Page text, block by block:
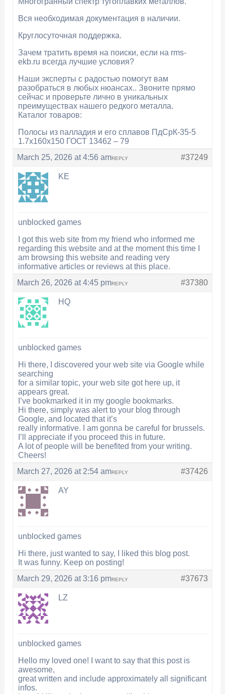
Вся необходимая документация в наличии.
Круглосуточная поддержка.
Зачем тратить время на поиски, если на rms-
ekb.ru всегда лучшие условия?
Наши эксперты с радостью помогут вам
разобраться в любых нюансах.. Звоните прямо
сейчас и проверьте лично в уникальных
преимуществах нашего редкого металла.
Каталог товаров:
Полосы из палладия и его сплавов ПдСрК-35-5
1.7x160x150 ГОСТ 13462 – 79
March 25, 2026 at 4:56 am
#37249
REPLY
KE
unblocked games
I got this web site from my friend who informed me
regarding this website and at the moment this time I
am browsing this website and reading very
informative articles or reviews at this place.
March 26, 2026 at 4:45 pm
#37380
REPLY
HQ
unblocked games
Hi there, I discovered your web site via Google while
searching
for a similar topic, your web site got here up, it
appears great.
I’ve bookmarked it in my google bookmarks.
Hi there, simply was alert to your blog through
Google, and located that it’s
really informative. I am gonna be careful for brussels.
I’ll appreciate if you proceed this in future.
A lot of people will be benefited from your writing.
Cheers!
March 27, 2026 at 2:54 am
#37426
REPLY
AY
unblocked games
Hi there, just wanted to say, I liked this blog post.
It was funny. Keep on posting!
March 29, 2026 at 3:16 pm
#37673
REPLY
LZ
unblocked games
Hello my loved one! I want to say that this post is
awesome,
great written and include approximately all significant
infos.